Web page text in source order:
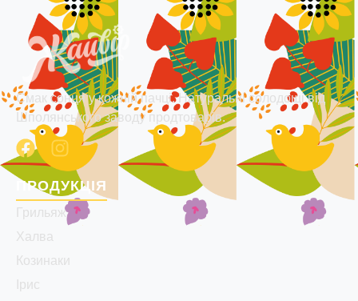
Смак сонця у кожній пачці. Натуральні солодощі від
Шполянського заводу продтоварів.
ПРОДУКЦІЯ
Грильяж
Халва
Козинаки
Ірис